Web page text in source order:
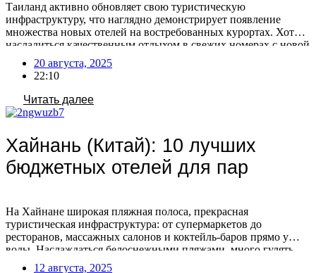
Таиланд активно обновляет свою туристическую
инфраструктуру, что наглядно демонстрирует появление
множества новых отелей на востребованных курортах. Хотите
насладиться качественным отдыхом в свежих номерах с новой
техникой и современными интерьерами по отличной цене?
Предлагаем 10 новых недорогих отелей Таиланда по
отличной цене. Паттайя 1. LHC Hotel & Resort 4* Отель
открыт в 2023 году. Состоит из […]
20 августа, 2025
22:10
Читать далее
Хайнань (Китай): 10 лучших
бюджетных отелей для пар
На Хайнане широкая пляжная полоса, прекрасная
туристическая инфраструктура: от супермаркетов до
ресторанов, массажных салонов и коктейль-баров прямо у
воды. Наслаждаться белоснежными пляжами, много гулять,
есть свежие морепродукты и спелые фрукты со своей второй
12 августа, 2025